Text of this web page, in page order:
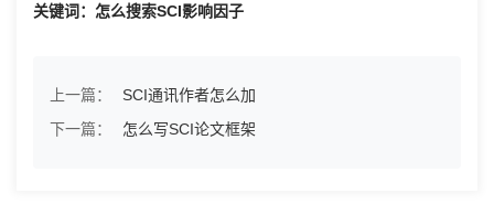
关键词：怎么搜索SCI影响因子
上一篇：
SCI通讯作者怎么加
下一篇：
怎么写SCI论文框架